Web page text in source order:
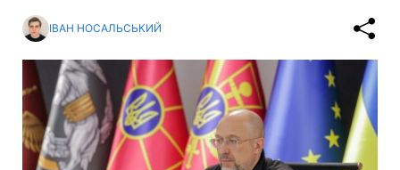
ІВАН НОСАЛЬСЬКИЙ